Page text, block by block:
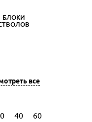
БЛОКИ
все
40 60